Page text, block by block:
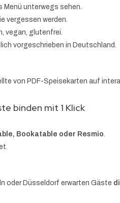
Menü unterwegs sehen.
vergessen werden.
vegan, glutenfrei.
vorgeschrieben in Deutschland.
von PDF-Speisekarten auf
binden mit 1 Klick
Bookatable oder Resmio.
oder Düsseldorf erwarten Gäste